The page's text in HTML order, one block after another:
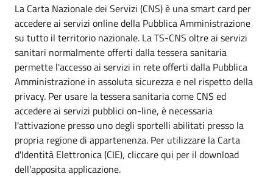
La Carta Nazionale dei Servizi (CNS) è una smart card per
accedere ai servizi online della Pubblica Amministrazione
su tutto il territorio nazionale. La TS-CNS oltre ai servizi
sanitari normalmente offerti dalla tessera sanitaria
permette l'accesso ai servizi in rete offerti dalla Pubblica
Amministrazione in assoluta sicurezza e nel rispetto della
privacy. Per usare la tessera sanitaria come CNS ed
accedere ai servizi pubblici on-line, è necessaria
l'attivazione presso uno degli sportelli abilitati presso la
propria regione di appartenenza. Per utilizzare la Carta
d'Identità Elettronica (CIE), cliccare qui per il download
dell'apposita applicazione.